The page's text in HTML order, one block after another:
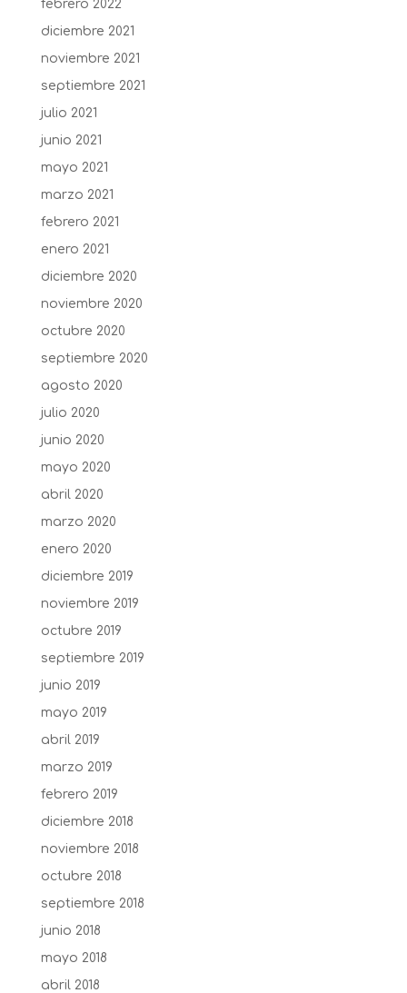
febrero 2022
diciembre 2021
noviembre 2021
septiembre 2021
julio 2021
junio 2021
mayo 2021
marzo 2021
febrero 2021
enero 2021
diciembre 2020
noviembre 2020
octubre 2020
septiembre 2020
agosto 2020
julio 2020
junio 2020
mayo 2020
abril 2020
marzo 2020
enero 2020
diciembre 2019
noviembre 2019
octubre 2019
septiembre 2019
junio 2019
mayo 2019
abril 2019
marzo 2019
febrero 2019
diciembre 2018
noviembre 2018
octubre 2018
septiembre 2018
junio 2018
mayo 2018
abril 2018